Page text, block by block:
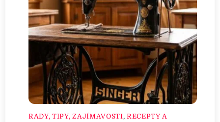
RADY, TIPY, ZAJÍMAVOSTI, RECEPTY A